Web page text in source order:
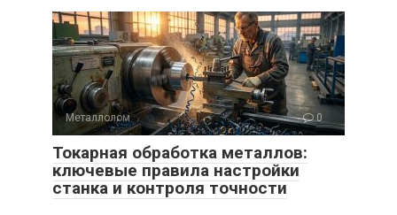
Металлолом 0
Токарная обработка металлов:
ключевые правила настройки
станка и контроля точности